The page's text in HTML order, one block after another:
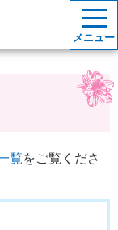
メニュー
覧をご覧くださ